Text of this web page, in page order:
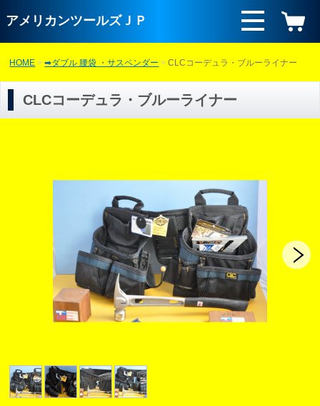
アメリカンツールズＪＰ
HOME ➡ダブル 腰袋 ・サスペンダー CLCコーデュラ・ブルーライナー
CLCコーデュラ・ブルーライナー